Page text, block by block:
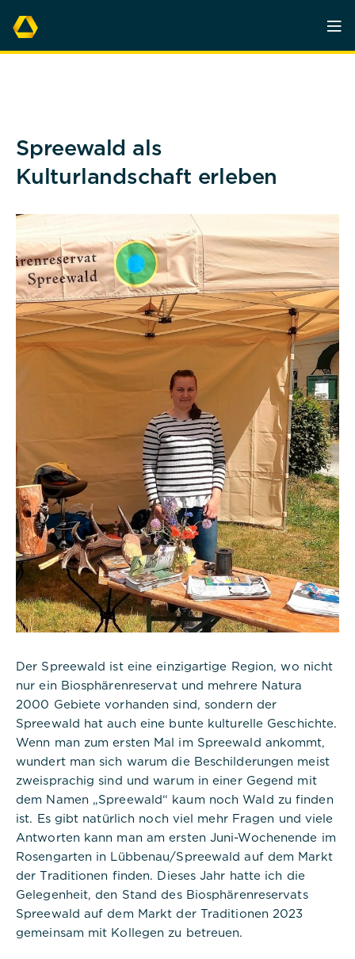
Spreewald als
Kulturlandschaft erleben
Der Spreewald ist eine einzigartige Region, wo nicht
nur ein Biosphärenreservat und mehrere Natura
2000 Gebiete vorhanden sind, sondern der
Spreewald hat auch eine bunte kulturelle Geschichte.
Wenn man zum ersten Mal im Spreewald ankommt,
wundert man sich warum die Beschilderungen meist
zweisprachig sind und warum in einer Gegend mit
dem Namen „Spreewald“ kaum noch Wald zu finden
ist. Es gibt natürlich noch viel mehr Fragen und viele
Antworten kann man am ersten Juni-Wochenende im
Rosengarten in Lübbenau/Spreewald auf dem Markt
der Traditionen finden. Dieses Jahr hatte ich die
Gelegenheit, den Stand des Biosphärenreservats
Spreewald auf dem Markt der Traditionen 2023
gemeinsam mit Kollegen zu betreuen.